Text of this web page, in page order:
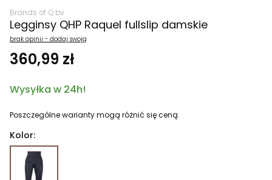
Brands of Q bv
Legginsy QHP Raquel fullslip damskie
brak opinii - dodaj swoją
360,99 zł
Wysyłka w 24h!
Poszczególne warianty mogą różnić się ceną.
Kolor: